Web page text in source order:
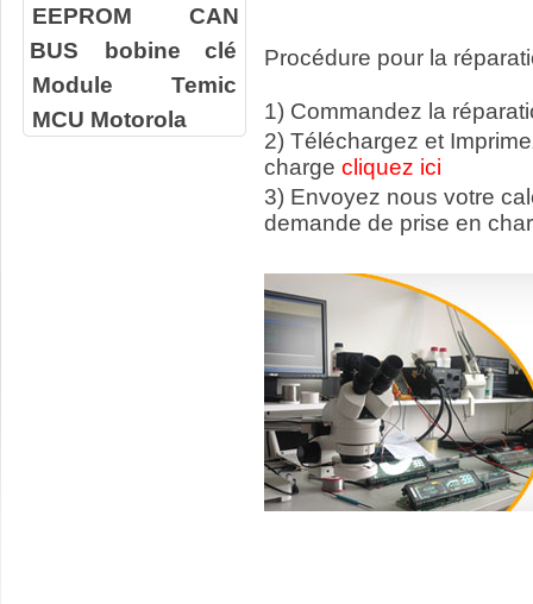
EEPROM
CAN
BUS
bobine clé
Module Temic
MCU Motorola
Procédure pour la
1) Commandez la
2) Téléchargez et
charge cliquez ici
3) Envoyez nous votre
demande de prise en